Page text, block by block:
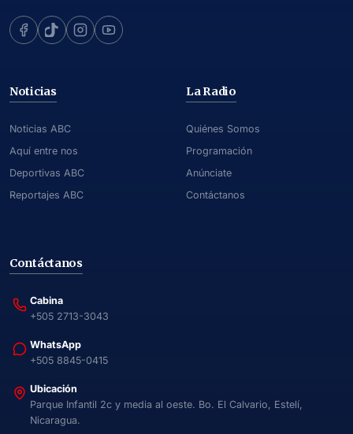
Noticias
Noticias ABC
Aquí entre nos
Deportivas ABC
Reportajes ABC
La Radio
Quiénes Somos
Programación
Anúnciate
Contáctanos
Contáctanos
Cabina
+505 2713-3043
WhatsApp
+505 8845-0415
Ubicación
Parque Infantil 2c y media al oeste. Bo. El Calvario, Estelí,
Nicaragua.